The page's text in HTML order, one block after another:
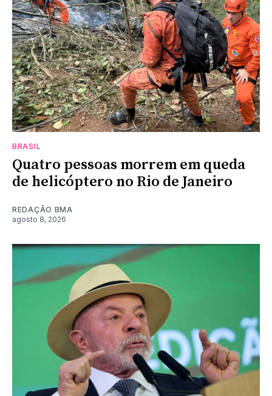
BRASIL
Quatro pessoas morrem em queda
de helicóptero no Rio de Janeiro
REDAÇÃO BMA
agosto 8, 2026